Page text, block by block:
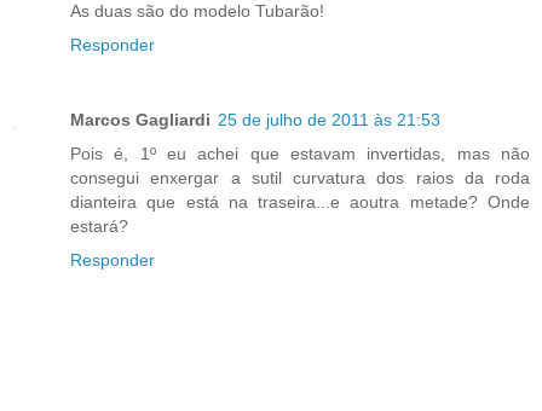
As duas são do modelo Tubarão!
Responder
Marcos Gagliardi 25 de julho de 2011 às 21:53
Pois é, 1º eu achei que estavam invertidas, mas não
consegui enxergar a sutil curvatura dos raios da roda
dianteira que está na traseira...e aoutra metade? Onde
estará?
Responder